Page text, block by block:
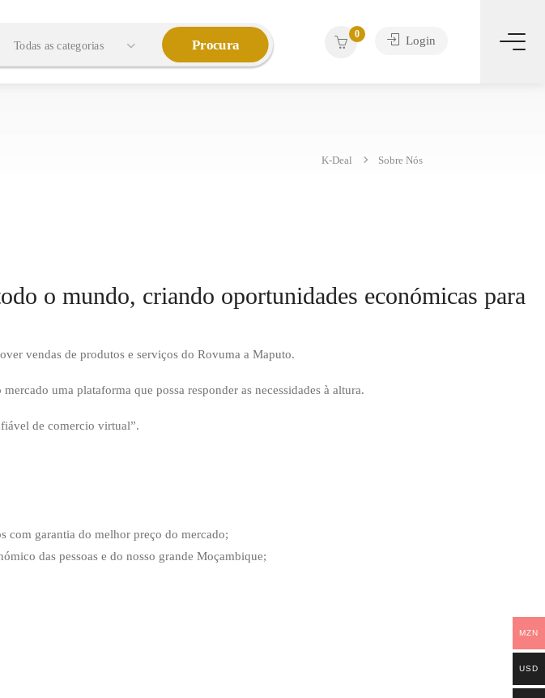
Todas as categorias Procura
0 Login
K-Deal Sobre Nós
o mundo, criando oportunidades económicas para
vendas de produtos e serviços do Rovuma a Maputo.
uma plataforma que possa responder as necessidades à altura.
de comercio virtual”.
com garantia do melhor preço do mercado;
das pessoas e do nosso grande Moçambique;
MZN
USD